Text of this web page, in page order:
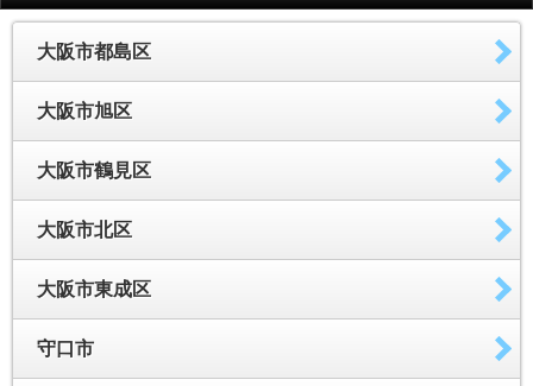
大阪市都島区
大阪市旭区
大阪市鶴見区
大阪市北区
大阪市東成区
守口市